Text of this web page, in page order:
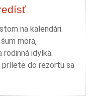
na kalendári.
mora,
idylka.
prílete do rezortu sa